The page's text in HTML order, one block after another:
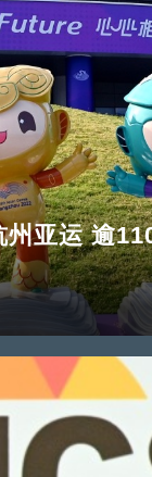
亚运 逾